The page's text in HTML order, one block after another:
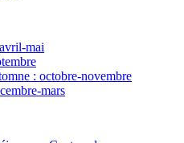
mai
: octobre-novembre
mars